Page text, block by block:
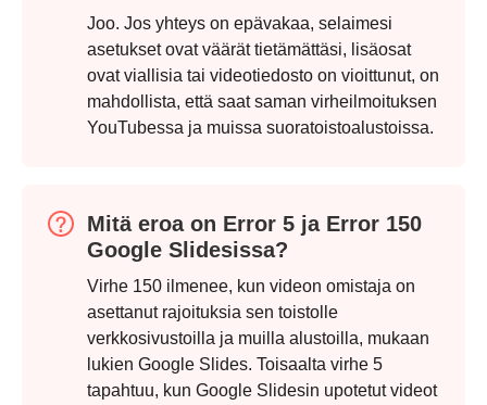
Joo. Jos yhteys on epävakaa, selaimesi
asetukset ovat väärät tietämättäsi, lisäosat
ovat viallisia tai videotiedosto on vioittunut, on
mahdollista, että saat saman virheilmoituksen
YouTubessa ja muissa suoratoistoalustoissa.
Mitä eroa on Error 5 ja Error 150
Google Slidesissa?
Virhe 150 ilmenee, kun videon omistaja on
asettanut rajoituksia sen toistolle
verkkosivustoilla ja muilla alustoilla, mukaan
lukien Google Slides. Toisaalta virhe 5
tapahtuu, kun Google Slidesin upotetut videot